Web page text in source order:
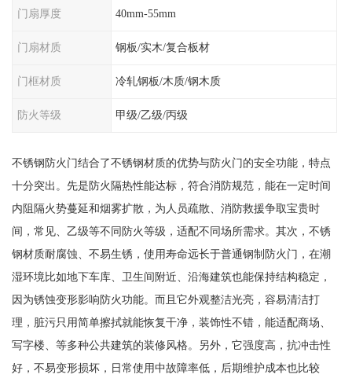
门扇厚度 40mm-55mm
门扇材质 钢板/实木/复合板材
门框材质 冷轧钢板/木质/钢木质
防火等级 甲级/乙级/丙级
不锈钢防火门结合了不锈钢材质的优势与防火门的安全功能，特点
十分突出。先是防火隔热性能达标，符合消防规范，能在一定时间
内阻隔火势蔓延和烟雾扩散，为人员疏散、消防救援争取宝贵时
间，常见、乙级等不同防火等级，适配不同场所需求。其次，不锈
钢材质耐腐蚀、不易生锈，使用寿命远长于普通钢制防火门，在潮
湿环境比如地下车库、卫生间附近、沿海建筑也能保持结构稳定，
因为锈蚀变形影响防火功能。而且它外观整洁光亮，容易清洁打
理，脏污只用简单擦拭就能恢复干净，装饰性不错，能适配商场、
写字楼、等多种公共建筑的装修风格。另外，它强度高，抗冲击性
好，不易变形损坏，日常使用中故障率低，后期维护成本也比较